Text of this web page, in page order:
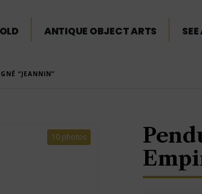
ANTIQUE OBJECT ARTS
“JEANNIN”
10 photos